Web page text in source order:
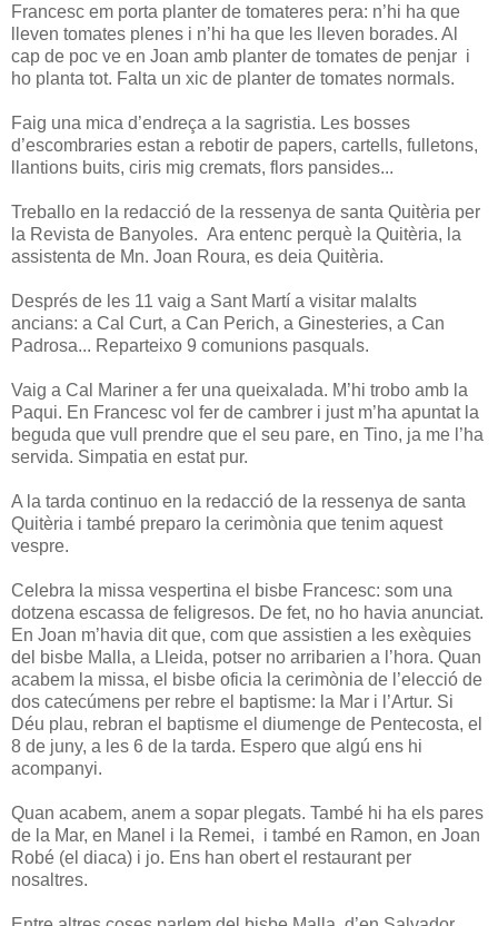
Francesc em porta planter de tomateres pera: n’hi ha que
lleven tomates plenes i n’hi ha que les lleven borades. Al
cap de poc ve en Joan amb planter de tomates de penjar i
ho planta tot. Falta un xic de planter de tomates normals.
Faig una mica d’endreça a la sagristia. Les bosses
d’escombraries estan a rebotir de papers, cartells, fulletons,
llantions buits, ciris mig cremats, flors pansides...
Treballo en la redacció de la ressenya de santa Quitèria per
la Revista de Banyoles. Ara entenc perquè la Quitèria, la
assistenta de Mn. Joan Roura, es deia Quitèria.
Després de les 11 vaig a Sant Martí a visitar malalts
ancians: a Cal Curt, a Can Perich, a Ginesteries, a Can
Padrosa... Reparteixo 9 comunions pasquals.
Vaig a Cal Mariner a fer una queixalada. M’hi trobo amb la
Paqui. En Francesc vol fer de cambrer i just m’ha apuntat la
beguda que vull prendre que el seu pare, en Tino, ja me l’ha
servida. Simpatia en estat pur.
A la tarda continuo en la redacció de la ressenya de santa
Quitèria i també preparo la cerimònia que tenim aquest
vespre.
Celebra la missa vespertina el bisbe Francesc: som una
dotzena escassa de feligresos. De fet, no ho havia anunciat.
En Joan m’havia dit que, com que assistien a les exèquies
del bisbe Malla, a Lleida, potser no arribarien a l’hora. Quan
acabem la missa, el bisbe oficia la cerimònia de l’elecció de
dos catecúmens per rebre el baptisme: la Mar i l’Artur. Si
Déu plau, rebran el baptisme el diumenge de Pentecosta, el
8 de juny, a les 6 de la tarda. Espero que algú ens hi
acompanyi.
Quan acabem, anem a sopar plegats. També hi ha els pares
de la Mar, en Manel i la Remei, i també en Ramon, en Joan
Robé (el diaca) i jo. Ens han obert el restaurant per
nosaltres.